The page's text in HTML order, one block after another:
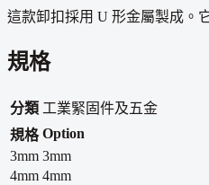
這款卸扣採用 U 形金屬製成。
規格
分類 工業緊固件及五金
規格 Option
3mm 3mm
4mm 4mm